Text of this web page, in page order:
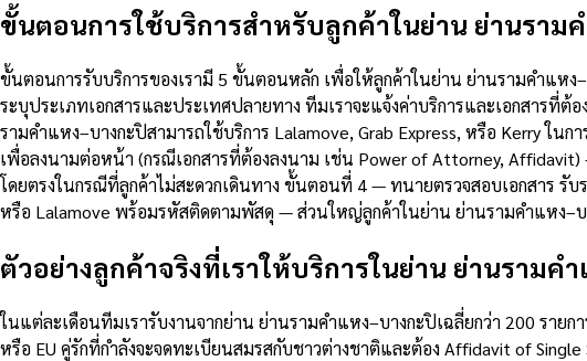
ขั้นตอนการใช้บริการสำหรับลูกค้าในย่าน ย่านราม
ขั้นตอนการรับบริการของเรามี 5 ขั้นตอนหลัก เพื่อให้ลูกค้าในย่าน ย่านรามคำแห
ระบุประเภทเอกสารและประเทศปลายทาง ทีมเราจะแจ้งค่าบริการและเอกสารที่
รามคำแหง–บางกะปิสามารถใช้บริการ Lalamove, Grab Express, หรือ Kerry ใ
เพื่อลงนามต่อหน้า (กรณีเอกสารที่ต้องลงนาม เช่น Power of Attorney,
โดยตรงในกรณีที่ลูกค้าไม่สะดวกเดินทาง ขั้นตอนที่ 4 — ทนายตรวจสอบเอกสาร รั
หรือ Lalamove พร้อมรหัสติดตามพัสดุ — ส่วนใหญ่ลูกค้าในย่าน ย่านรามคำแหง–บ
ตัวอย่างลูกค้าจริงที่เราให้บริการในย่าน ย่านรามค
ในแต่ละเดือนทีมเรารับงานจากย่าน ย่านรามคำแหง–บางกะปิเฉลี่ยกว่า 200 ราย
หรือ EU คู่รักที่กำลังจะจดทะเบียนสมรสกับชาวต่างชาติและต้อง Affidavit of